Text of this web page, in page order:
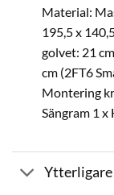
Material:
195,5 x
golvet: 21
cm (2FT6
Montering
Sängram 1